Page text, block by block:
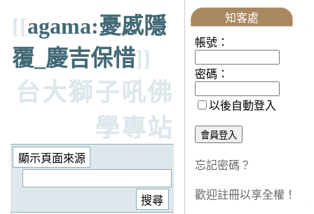
[[agama:憂慼隱
覆_慶吉保惜]]
台大獅子吼佛
學專站
知客處
帳號：
密碼：
以後自動登入
忘記密碼？
歡迎註冊以享全權！